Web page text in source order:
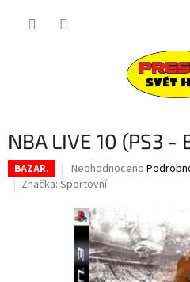
NBA LIVE 10 (PS3 -
BAZAR.
Průměrné
hodnocení
je
0,0
z
5
hvězdiček.
Neohodnoceno
Značka: Sportovní